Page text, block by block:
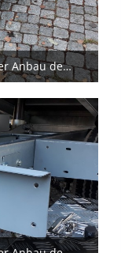
Eduard Rückwärtskipper Anbau der Stauboxen